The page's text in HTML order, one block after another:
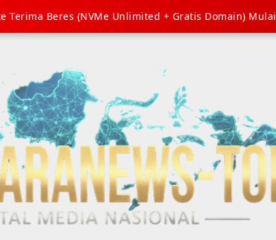
Terima Beres (NVMe Unlimited + Gratis Domain) Mulai